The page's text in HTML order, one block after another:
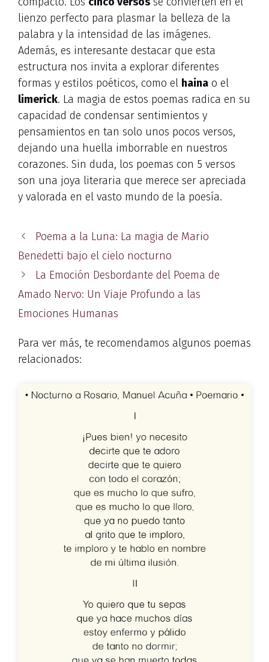
lienzo perfecto para plasmar la belleza de la
palabra y la intensidad de las imágenes.
Además, es interesante destacar que esta
estructura nos invita a explorar diferentes
formas y estilos poéticos, como el haina o el
limerick. La magia de estos poemas radica en su
capacidad de condensar sentimientos y
pensamientos en tan solo unos pocos versos,
dejando una huella imborrable en nuestros
corazones. Sin duda, los poemas con 5 versos
son una joya literaria que merece ser apreciada
y valorada en el vasto mundo de la poesía.
Poema a la Luna: La magia de Mario
Benedetti bajo el cielo nocturno
La Emoción Desbordante del Poema de
Amado Nervo: Un Viaje Profundo a las
Emociones Humanas
Para ver más, te recomendamos algunos poemas
relacionados: